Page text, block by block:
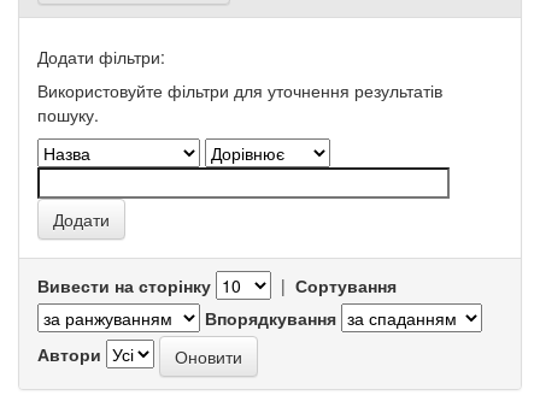
Додати фільтри:
Використовуйте фільтри для уточнення результатів
пошуку.
Вивести на сторінку | Сортування
Впорядкування
Автори